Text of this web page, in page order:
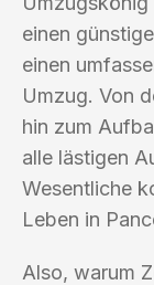
einen
einen
Umzug. Von
hin zum
alle lästigen
Wesentliche
Leben in
Also, warum